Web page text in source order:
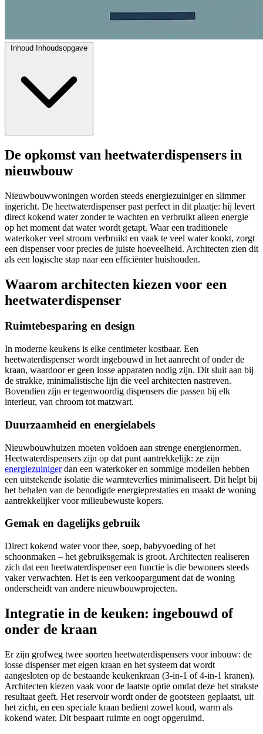
Inhoud Inhoudsopgave
De opkomst van heetwaterdispensers in
nieuwbouw
Nieuwbouwwoningen worden steeds energiezuiniger en slimmer
ingericht. De heetwaterdispenser past perfect in dit plaatje: hij levert
direct kokend water zonder te wachten en verbruikt alleen energie
op het moment dat water wordt getapt. Waar een traditionele
waterkoker veel stroom verbruikt en vaak te veel water kookt, zorgt
een dispenser voor precies de juiste hoeveelheid. Architecten zien dit
als een logische stap naar een efficiënter huishouden.
Waarom architecten kiezen voor een
heetwaterdispenser
Ruimtebesparing en design
In moderne keukens is elke centimeter kostbaar. Een
heetwaterdispenser wordt ingebouwd in het aanrecht of onder de
kraan, waardoor er geen losse apparaten nodig zijn. Dit sluit aan bij
de strakke, minimalistische lijn die veel architecten nastreven.
Bovendien zijn er tegenwoordig dispensers die passen bij elk
interieur, van chroom tot matzwart.
Duurzaamheid en energielabels
Nieuwbouwhuizen moeten voldoen aan strenge energienormen.
Heetwaterdispensers zijn op dat punt aantrekkelijk: ze zijn
energiezuinigerdan een waterkoker en sommige modellen hebben
een uitstekende isolatie die warmteverlies minimaliseert. Dit helpt bij
het behalen van de benodigde energieprestaties en maakt de woning
aantrekkelijker voor milieubewuste kopers.
Gemak en dagelijks gebruik
Direct kokend water voor thee, soep, babyvoeding of het
schoonmaken – het gebruiksgemak is groot. Architecten realiseren
zich dat een heetwaterdispenser een functie is die bewoners steeds
vaker verwachten. Het is een verkoopargument dat de woning
onderscheidt van andere nieuwbouwprojecten.
Integratie in de keuken: ingebouwd of
onder de kraan
Er zijn grofweg twee soorten heetwaterdispensers voor inbouw: de
losse dispenser met eigen kraan en het systeem dat wordt
aangesloten op de bestaande keukenkraan (3-in-1 of 4-in-1 kranen).
Architecten kiezen vaak voor de laatste optie omdat deze het strakste
resultaat geeft. Het reservoir wordt onder de gootsteen geplaatst, uit
het zicht, en een speciale kraan bedient zowel koud, warm als
kokend water. Dit bespaart ruimte en oogt opgeruimd.